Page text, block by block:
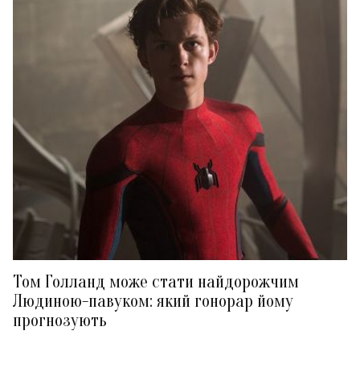
Том Голланд може стати найдорожчим
Людиною-павуком: який гонорар йому
прогнозують